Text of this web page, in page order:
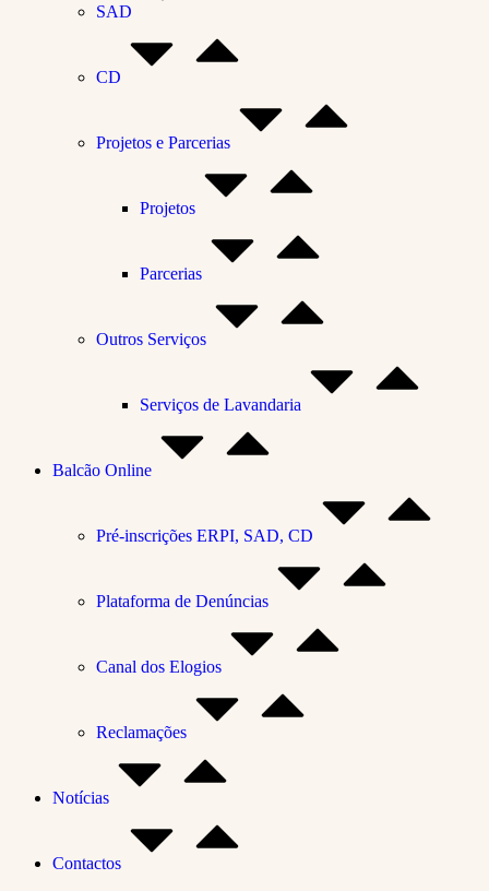
SAD
CD
Projetos e Parcerias
Projetos
Parcerias
Outros Serviços
Serviços de Lavandaria
Balcão Online
Pré-inscrições ERPI, SAD, CD
Plataforma de Denúncias
Canal dos Elogios
Reclamações
Notícias
Contactos